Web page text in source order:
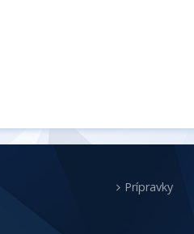
Prípravky